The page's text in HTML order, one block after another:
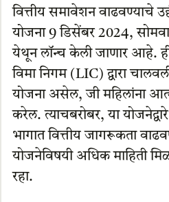
वित्तीय समावेशन वाढवण्याचे
योजना 9 डिसेंबर 2024,
येथून लॉन्च केली जाणार आहे.
विमा निगम (LIC) द्वारा
योजना असेल, जी महिलांना
करेल. त्याचबरोबर, या
भागात वित्तीय जागरूकता
योजनेविषयी अधिक माहिती
रहा.